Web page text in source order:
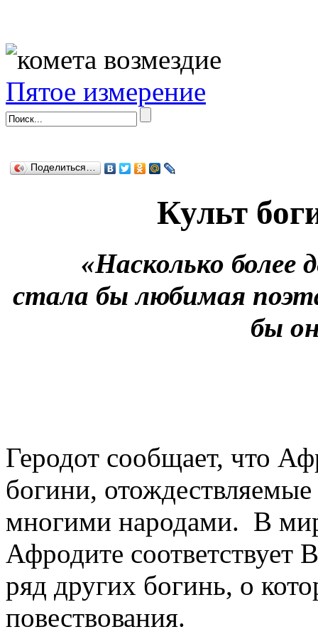
Пятое измерение
Поделиться…
Культ
«Насколько более
стала бы любимая
бы
Геродот сообщает, что
богини,
многими народами. В
Афродите соответствует
ряд других богинь, о
повествования.